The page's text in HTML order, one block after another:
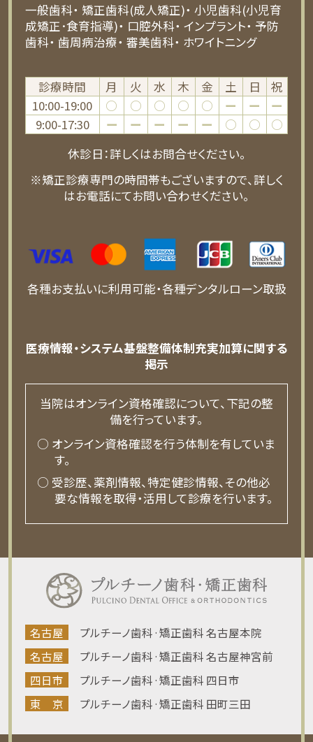
一般歯科 矯正歯科(成人矯正) 小児歯科(小児育
成矯正･食育指導)
口腔外科 インプラント
予防
歯科 歯周病治療 審美歯科 ホワイトニング
診療時間 月 火 水 木 金 土 日
祝
10:00-19:00
○ ○ ○ ○ ○ ー ー
ー
9:00-17:30
ー ー ー ー ー ○ ○
○
休診日：詳しくはお問合せください。
※矯正診療専門の時間帯もございますので、詳しく
はお電話にてお問い合わせください。
各種お支払いに利用可能・各種デンタルローン取扱
医療情報・システム基盤整備体制充実加算に関する
掲示
当院はオンライン資格確認について、下記の整
備を行っています。
○ オンライン資格確認を行う体制を有していま
す。
○ 受診歴、薬剤情報、特定健診情報、その他必
要な情報を取得・活用して診療を行います。
名古屋
プルチーノ歯科·矯正歯科 名古屋本院
名古屋
プルチーノ歯科·矯正歯科 名古屋神宮前
四日市
プルチーノ歯科·矯正歯科 四日市
東 京
プルチーノ歯科·矯正歯科 田町三田